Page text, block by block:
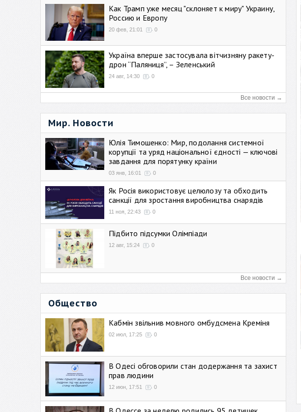
Как Трамп уже месяц "склоняет к миру" Украину,
Россию и Европу
20 фев, 21:01 0
Україна вперше застосувала вітчизняну ракету-
дрон “Паляниця”, – Зеленський
24 авг, 14:30 0
Все новости →
Мир. Новости
Юлія Тимошенко: Мир, подолання системної
корупції та уряд національної єдності — ключові
завдання для порятунку країни
03 янв, 16:01 0
Як Росія використовує целюлозу та обходить
санкції для зростання виробництва снарядів
11 ноя, 22:43 0
Підбито підсумки Олімпіади
12 авг, 15:24 0
Все новости →
Общество
Кабмін звільнив мовного омбудсмена Креміня
02 июл, 17:25 0
В Одесі обговорили стан додержання та захист
прав людини
12 июн, 17:51 0